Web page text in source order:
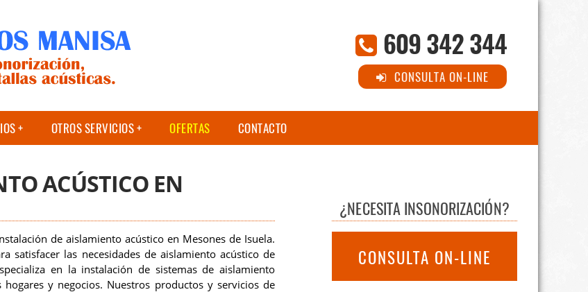
609 342 344
CONSULTA ON-LINE
OTROS SERVICIOS OFERTAS CONTACTO
ACÚSTICO EN
de aislamiento acústico en Mesones de Isuela.
satisfacer las necesidades de aislamiento acústico de
en la instalación de sistemas de aislamiento
y negocios. Nuestros productos y servicios de
¿NECESITA INSONORIZACIÓN?
CONSULTA ON-LINE